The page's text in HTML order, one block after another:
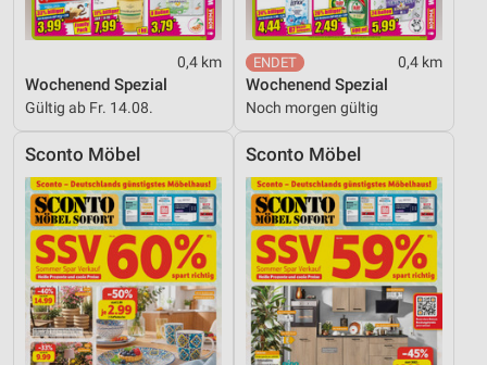
0,4 km
Wochenend Spezial
Gültig ab Fr. 14.08.
0,4 km
Wochenend Spezial
Noch morgen gültig
Sconto Möbel Sconto Möbel